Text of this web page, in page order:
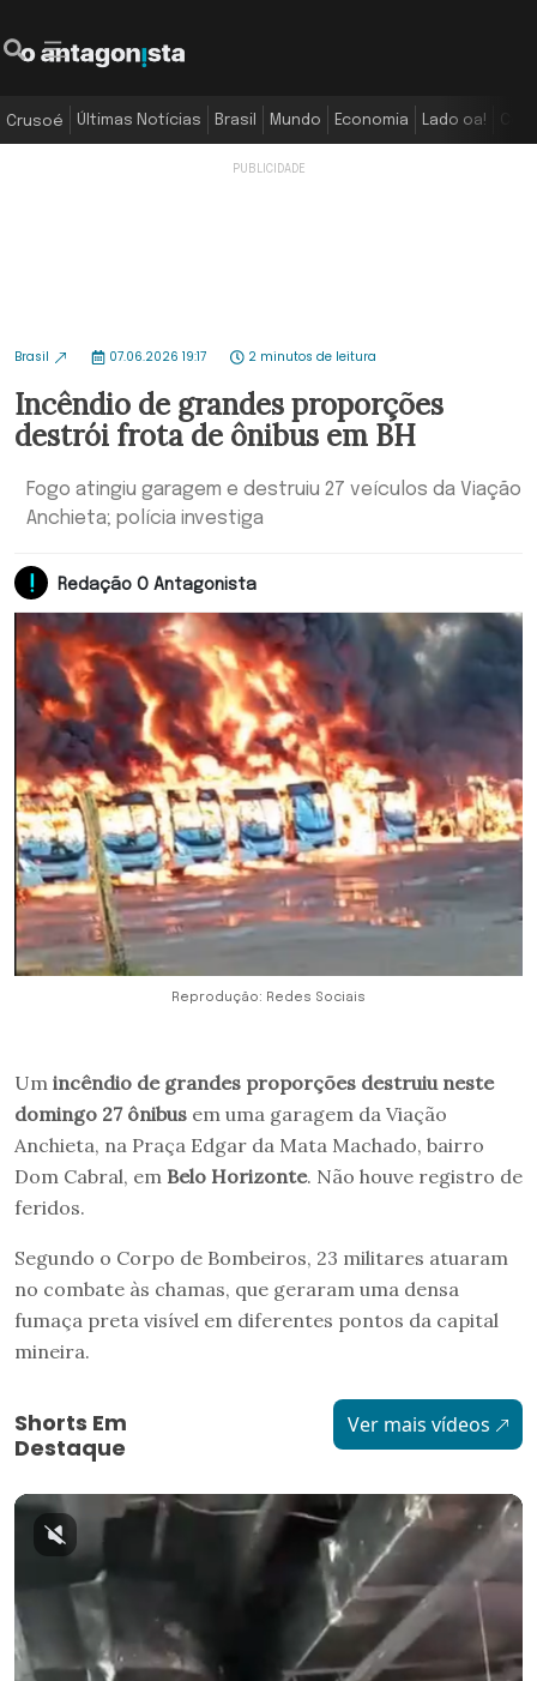
Crusoé Últimas Notícias Brasil Mundo Economia Lado oa!
Brasil 07.06.2026 19:17 2 minutos de leitura
Incêndio de grandes proporções
destrói frota de ônibus em BH
Fogo atingiu garagem e destruiu 27 veículos da Viação
Anchieta; polícia investiga
Redação O Antagonista
Reprodução: Redes Sociais
Um incêndio de grandes proporções destruiu neste
domingo 27 ônibus em uma garagem da Viação
Anchieta, na Praça Edgar da Mata Machado, bairro
Dom Cabral, em Belo Horizonte. Não houve registro de
feridos.
Segundo o Corpo de Bombeiros, 23 militares atuaram
no combate às chamas, que geraram uma densa
fumaça preta visível em diferentes pontos da capital
mineira.
Shorts Em
Destaque
Ver mais vídeos